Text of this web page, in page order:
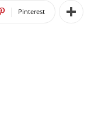
Pinterest